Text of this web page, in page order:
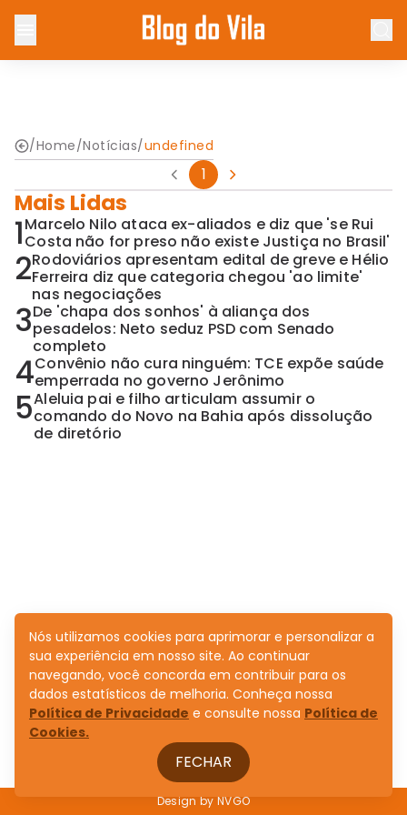
/Home/Notícias/undefined
1
Mais Lidas
1Marcelo Nilo ataca ex-aliados e diz que 'se Rui
Costa não for preso não existe Justiça no Brasil'
2Rodoviários apresentam edital de greve e Hélio
Ferreira diz que categoria chegou 'ao limite'
nas negociações
3De 'chapa dos sonhos' à aliança dos
pesadelos: Neto seduz PSD com Senado
completo
4Convênio não cura ninguém: TCE expõe saúde
emperrada no governo Jerônimo
5Aleluia pai e filho articulam assumir o
comando do Novo na Bahia após dissolução
de diretório
Design byNVGO
Nós utilizamos cookies para aprimorar e personalizar a
sua experiência em nosso site. Ao continuar
navegando, você concorda em contribuir para os
dados estatísticos de melhoria. Conheça nossa
Política de Privacidade e consulte nossa Política de
Cookies.
FECHAR